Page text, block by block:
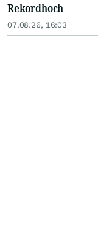
Rekordhoch
07.08.26, 16:03